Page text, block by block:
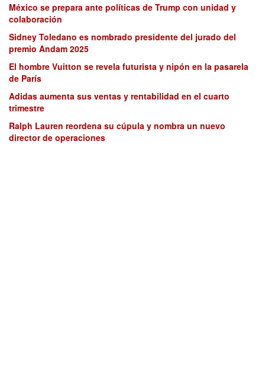
México se prepara ante políticas de Trump con unidad y
colaboración
Sidney Toledano es nombrado presidente del jurado del
premio Andam 2025
El hombre Vuitton se revela futurista y nipón en la pasarela
de París
Adidas aumenta sus ventas y rentabilidad en el cuarto
trimestre
Ralph Lauren reordena su cúpula y nombra un nuevo
director de operaciones